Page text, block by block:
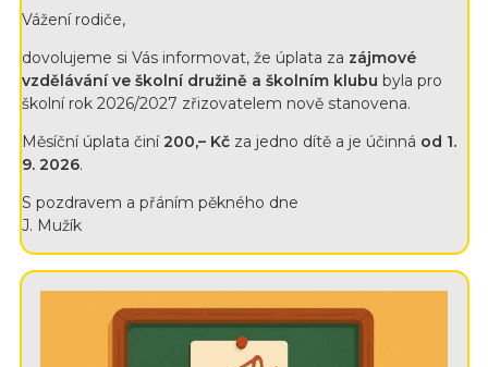
Vážení rodiče,
dovolujeme si Vás informovat, že úplata za zájmové
vzdělávání ve školní družině a školním klubu byla pro
školní rok 2026/2027 zřizovatelem nově stanovena.
Měsíční úplata činí 200,– Kčza jedno dítě a je účinná od 1.
9. 2026.
S pozdravem a přáním pěkného dne
J. Mužík​